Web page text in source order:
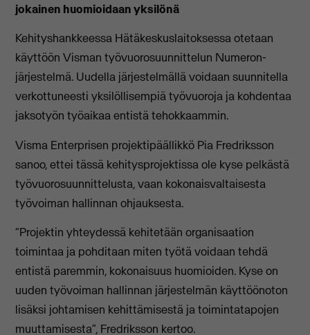
jokainen huomioidaan yksilönä
Kehityshankkeessa Hätäkeskuslaitoksessa otetaan
käyttöön Visman työvuorosuunnittelun Numeron-
järjestelmä. Uudella järjestelmällä voidaan suunnitella
verkottuneesti yksilöllisempiä työvuoroja ja kohdentaa
jaksotyön työaikaa entistä tehokkaammin.
Visma Enterprisen projektipäällikkö Pia Fredriksson
sanoo, ettei tässä kehitysprojektissa ole kyse pelkästä
työvuorosuunnittelusta, vaan kokonaisvaltaisesta
työvoiman hallinnan ohjauksesta.
“Projektin yhteydessä kehitetään organisaation
toimintaa ja pohditaan miten työtä voidaan tehdä
entistä paremmin, kokonaisuus huomioiden. Kyse on
uuden työvoiman hallinnan järjestelmän käyttöönoton
lisäksi johtamisen kehittämisestä ja toimintatapojen
muuttamisesta”, Fredriksson kertoo.